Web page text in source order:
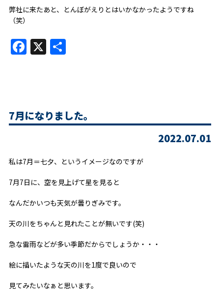
弊社に来たあと、とんぼがえりとはいかなかったようですね
（笑）
Facebook
X 共
有
7月になりました。
2022.07.01
私は7月＝七夕、というイメージなのですが
7月7日に、空を見上げて星を見ると
なんだかいつも天気が曇りぎみです。
天の川をちゃんと見れたことが無いです(笑)
急な雷雨などが多い季節だからでしょうか・・・
絵に描いたような天の川を1度で良いので
見てみたいなぁと思います。